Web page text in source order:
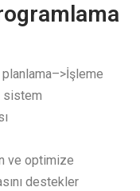
sistem
ve optimize
destekler